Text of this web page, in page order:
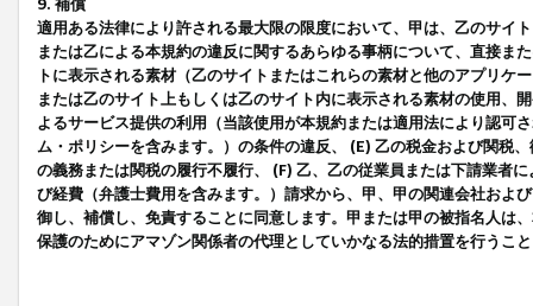
9. 補償
適用ある法律により許される最大限の限度において、甲は、乙のサイ
または乙による本規約の違反に関するあらゆる事柄について、直接ま
トに表示される素材（乙のサイトまたはこれらの素材と他のアプリ
または乙のサイト上もしくは乙のサイト内に表示される素材の使用、
よるサービス提供の利用（当該使用が本規約または適用法により認可
ム・ポリシーを含みます。）の条件の違反、 (E) 乙の税金および関税
の義務または関税の履行不履行、 (F) 乙、乙の従業員または下請業者
び経費（弁護士費用を含みます。）請求から、甲、甲の関連会社およ
御し、補償し、免責することに同意します。甲または甲の被指名人は
保護のためにアマゾン関係者の代理としていかなる法的措置を行うこ